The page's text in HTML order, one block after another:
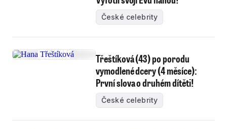
České celebrity
Třeštíková (43) po porodu
vymodlené dcery (4 měsíce):
První slova o druhém dítěti!
České celebrity